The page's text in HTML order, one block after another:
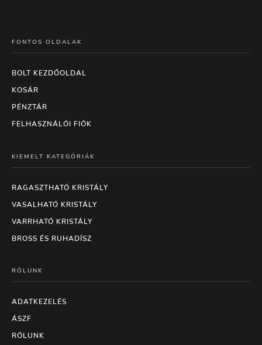
FONTOS OLDALAK
BOLT KEZDŐOLDAL
KOSÁR
PÉNZTÁR
FELHASZNÁLÓI FIÓK
KIEMELT KATEGÓRIÁK
RAGASZTHATÓ KRISTÁLY
VASALHATÓ KRISTÁLY
VARRHATÓ KRISTÁLY
BROSS ÉS RUHADÍSZ
RÓLUNK
ADATKEZELÉS
ÁSZF
RÓLUNK